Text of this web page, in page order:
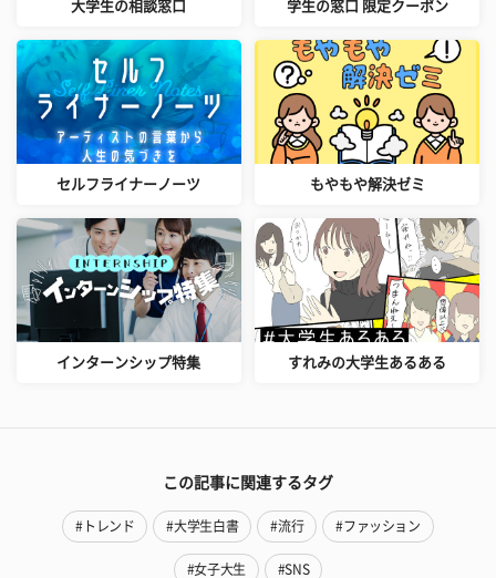
大学生の相談窓口 学生の窓口 限定クーポン
セルフライナーノーツ もやもや解決ゼミ
インターンシップ特集 すれみの大学生あるある
この記事に関連するタグ
#トレンド #大学生白書 #流行 #ファッション
#女子大生 #SNS